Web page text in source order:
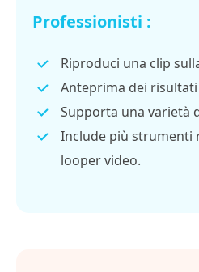
Professionisti :
Riproduci una clip
Anteprima dei
Supporta una varietà
Include più strumenti
looper video.